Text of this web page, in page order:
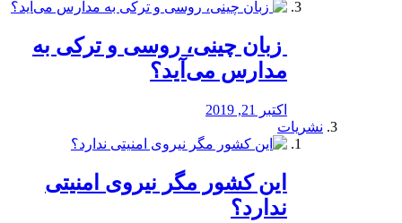
️ زبان چینی، روسی و ترکی به
مدارس می‌آید؟
اکتبر 21, 2019
نشریات
این کشور مگر نیروی امنیتی
ندارد؟